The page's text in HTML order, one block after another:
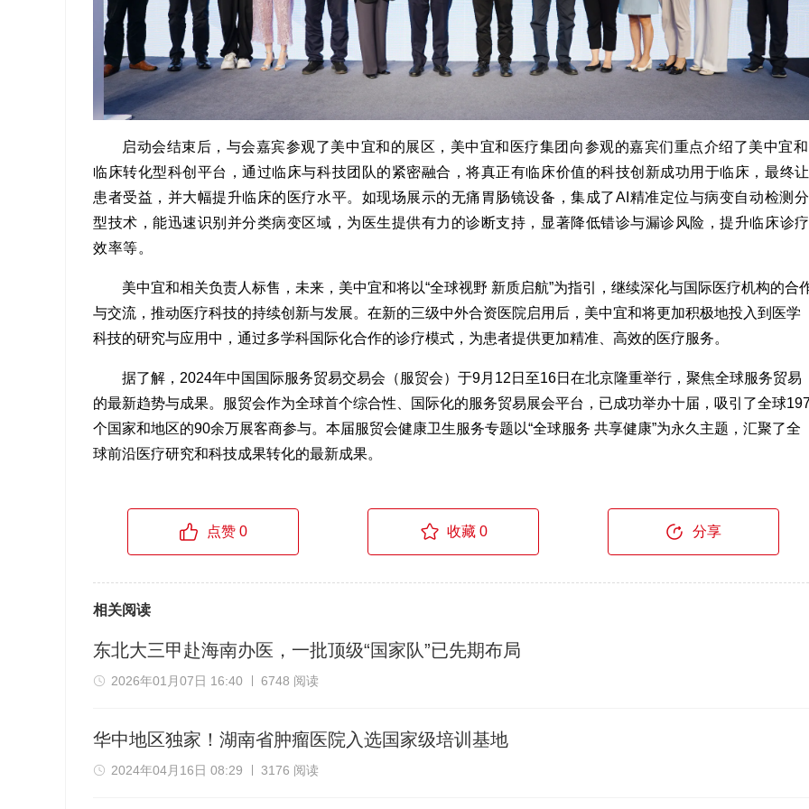
启动会结束后，与会嘉宾参观了美中宜和的展区， 美中宜和医疗集团 向参观的嘉宾们重点介绍了美中宜和
临床转化型科创平台，通过临床与科技团队的紧密融合，将真正有临床价值的科技创新成功用于临床，最终让
患者受益，并大幅提升临床的医疗水平。如现场展示的无痛胃肠镜设备，集成了AI精准定位与病变自动检测分
型技术，能迅速识别并分类病变区域，为医生提供有力 的诊断支持，显著降低错诊与漏诊风险，提升临床诊疗
效率等。
美中宜和相关负责人标售， 未来，美中宜和将以“全球视野 新质启航”为指引，继续深化与国际医疗机构的合
与交流，推动医疗科技的持续创新与发展。在新的三级中外合资医院启用后，美中宜和将更加积极地投入到医学
科技的研究与应用中，通过多学科国际化合作的诊疗模式，为患者提供更加精准、高效的医疗服务。
据了解，2024年中国国际服务贸易交易会（服贸会）于9月12日至16日在北京隆重举行，聚焦全球服务贸易
的最新趋势与成果。服贸会作为全球首个综合性、国际化的服务贸易展会平台，已成功举办十届，吸引了全球197
个国家和地区的90余万展客商参与。本届服贸会健康卫生服务专题以“全球服务 共享健康”为永久主题，汇聚了全
球前沿医疗研究和科技成果转化的最新成果。
点赞 0 收藏 0 分享
相关阅读
东北大三甲赴海南办医，一批顶级“国家队”已先期布局
2026年01月07日 16:40 6748 阅读
华中地区独家！湖南省肿瘤医院入选国家级培训基地
2024年04月16日 08:29 3176 阅读